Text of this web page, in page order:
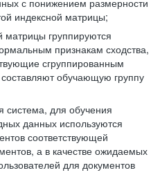
с понижением размерности
индексной матрицы;
матрицы группируются
признакам сходства,
сгруппированным
обучающую группу
для обучения
данных используются
соответствующей
а в качестве ожидаемых
для документов